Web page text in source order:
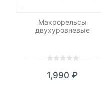
Макрорельсы
двухуровневые
out
1,990 ₽